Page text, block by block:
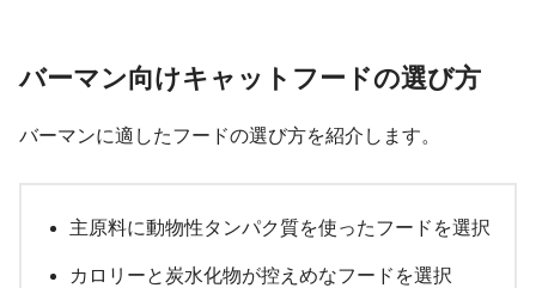
バーマン向けキャットフードの選び方
バーマンに適したフードの選び方を紹介します。
主原料に動物性タンパク質を使ったフードを選択
カロリーと炭水化物が控えめなフードを選択